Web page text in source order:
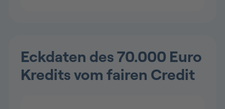
Eckdaten des 70.000 Euro
Kredits vom fairen Credit